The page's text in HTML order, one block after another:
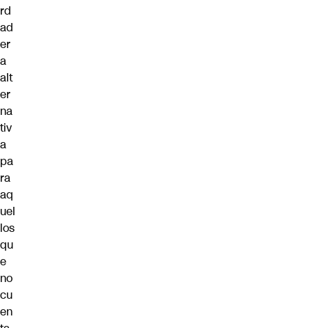
rd
ad
er
a
alt
er
na
tiv
a
pa
ra
aq
uel
los
qu
e
no
cu
en